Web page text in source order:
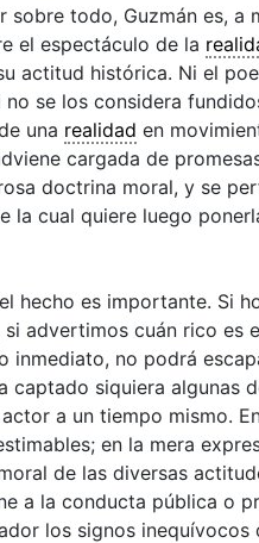
sobre todo, Guzmán es,
el espectáculo de la
actitud histórica. Ni el
se los considera
una realidad en
cargada de
doctrina moral, y se
la cual quiere luego
hecho es importante. Si
advertimos cuán rico es
inmediato, no podrá
captado siquiera algunas
a un tiempo mismo.
en la mera
de las diversas
a la conducta pública o
los signos